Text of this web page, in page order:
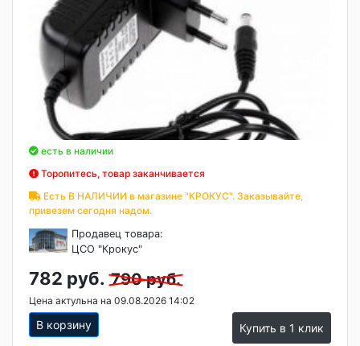
есть в наличии
Торопитесь, товар заканчивается
Есть В НАЛИЧИИ в магазине "КРОКУС". Заказывайте,
привезем сегодня надом.
Продавец товара:
ЦСО "Крокус"
782 руб. 790 руб.
Цена актульна на 09.08.2026 14:02
В корзину Купить в 1 клик